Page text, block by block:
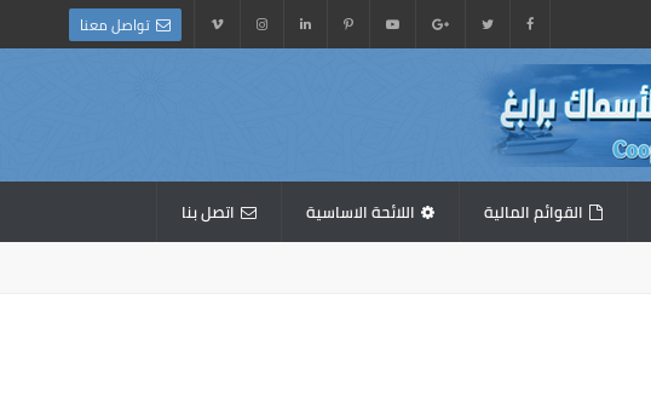
تواصل معنا
القوائم المالية اللائحة الاساسية اتصل بنا